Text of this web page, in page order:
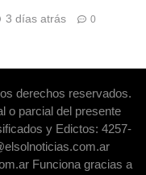
3 días atrás 0
derechos reservados.
o parcial del presente
y Edictos: 4257-
Funciona gracias a